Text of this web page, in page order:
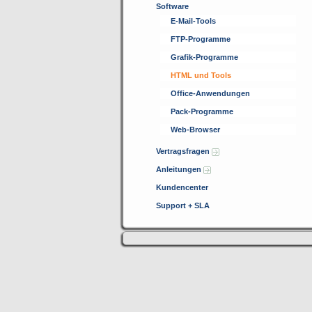
Software
E-Mail-Tools
FTP-Programme
Grafik-Programme
HTML und Tools
Office-Anwendungen
Pack-Programme
Web-Browser
Vertragsfragen
Anleitungen
Kundencenter
Support + SLA